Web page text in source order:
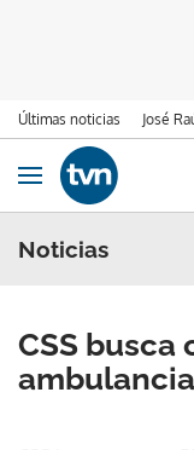
Últimas noticias José
Ir al contenido
Obrir navegació
Noticias
CSS busca